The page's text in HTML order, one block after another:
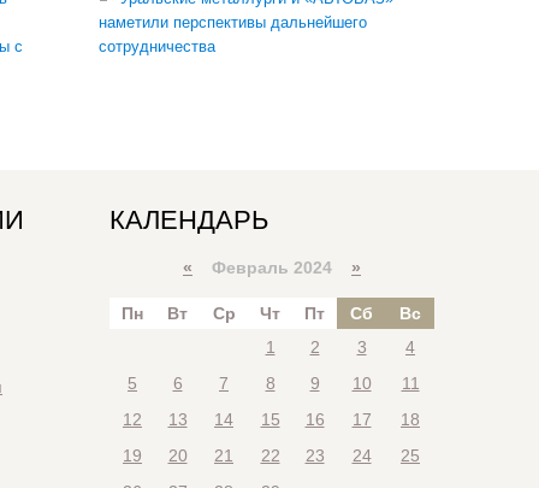
с
наметили перспективы дальнейшего
сотрудничества
КАЛЕНДАРЬ
« Февраль 2024 »
Пн Вт Ср Чт Пт Сб
Вс
1
2 3
4
5
6 7 8 9 10
11
12
13 14 15 16 17
18
19
20 21 22 23 24
25